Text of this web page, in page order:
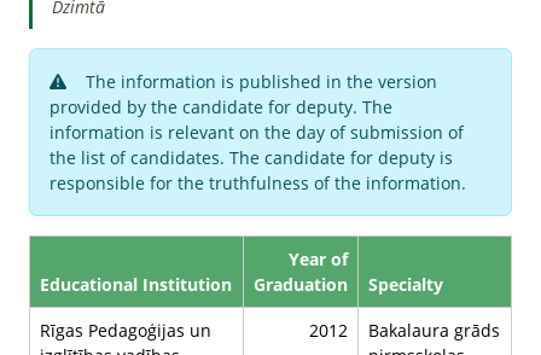
Dzimtā
The information is published in the version
provided by the candidate for deputy. The
information is relevant on the day of submission of
the list of candidates. The candidate for deputy is
responsible for the truthfulness of the information.
Educational Institution
Year of
Graduation
Specialty
Rīgas Pedagoģijas un
2012
Bakalaura grāds